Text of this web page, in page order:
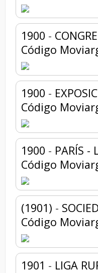
1900 -
Código
1900 -
Código
1900 - PARÍS -
Código
(1901) -
Código
1901 - LIGA